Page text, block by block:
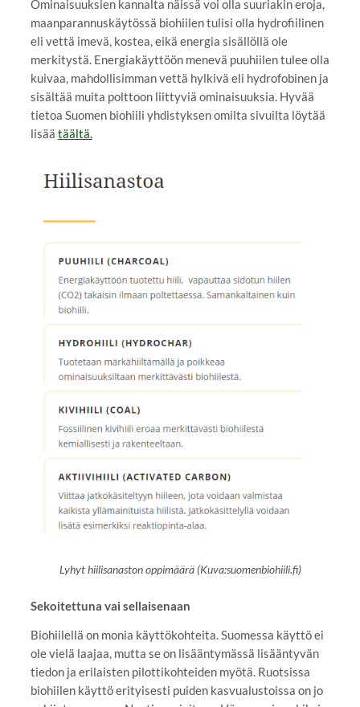
Ominaisuuksien kannalta näissä voi olla suuriakin eroja,
maanparannuskäytössä biohiilen tulisi olla hydrofiilinen
eli vettä imevä, kostea, eikä energia sisällöllä ole
merkitystä. Energiakäyttöön menevä puuhiilen tulee olla
kuivaa, mahdollisimman vettä hylkivä eli hydrofobinen ja
sisältää muita polttoon liittyviä ominaisuuksia. Hyvää
tietoa Suomen biohiili yhdistyksen omilta sivuilta löytää
lisää täältä.
Lyhyt hiilisanaston oppimäärä (Kuva:suomenbiohiili.fi)
Sekoitettuna vai sellaisenaan
Biohiilellä on monia käyttökohteita. Suomessa käyttö ei
ole vielä laajaa, mutta se on lisääntymässä lisääntyvän
tiedon ja erilaisten pilottikohteiden myötä. Ruotsissa
biohiilen käyttö erityisesti puiden kasvualustoissa on jo